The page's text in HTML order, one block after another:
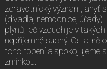
zdravotnický význam, anyť
(divadla, nemocnice,
plynů, leč vzduch je v
nepříjemně suchý. Ostatně
toho topení a spokojujeme
zmínkou.